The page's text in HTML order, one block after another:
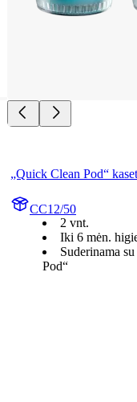
„Quick Clean Pod“
CC12/50
2 vnt.
Iki 6 mėn.
Suderinama
Pod“